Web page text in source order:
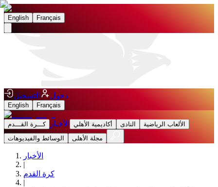
English Français
دخول التسجيل
English Français
كـــرة القـــدم الأخبار أكاديمية الأهلي النادى
الألعاب الرياضية
الوسائط والفيديوهات
مجلة الأهلى
الأخبار
|
كرة القدم
|